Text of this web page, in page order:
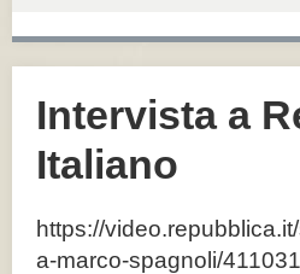
Intervista a
Italiano
https://
a-marco-spagnoli/